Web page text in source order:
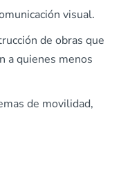
visual.
de obras que
a quienes menos
de movilidad,